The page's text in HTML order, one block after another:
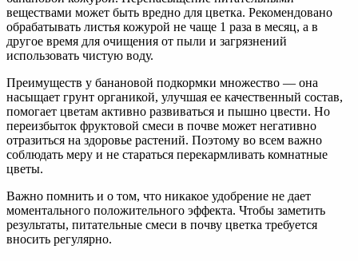
веществами может быть вредно для цветка. Рекомендовано
обрабатывать листья кожурой не чаще 1 раза в месяц, а в
другое время для очищения от пыли и загрязнений
использовать чистую воду.
Преимуществ у банановой подкормки множество — она
насыщает грунт органикой, улучшая ее качественный состав,
помогает цветам активно развиваться и пышно цвести. Но
переизбыток фруктовой смеси в почве может негативно
отразиться на здоровье растений. Поэтому во всем важно
соблюдать меру и не стараться перекармливать комнатные
цветы.
Важно помнить и о том, что никакое удобрение не дает
моментального положительного эффекта. Чтобы заметить
результаты, питательные смеси в почву цветка требуется
вносить регулярно.